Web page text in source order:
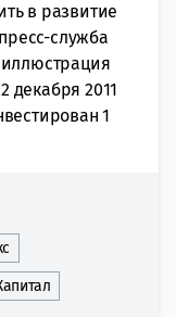
в развитие
служба
иллюстрация
декабря 2011
1